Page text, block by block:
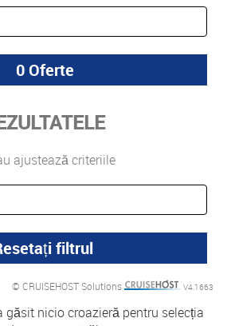
ajustează criteriile
© CRUISEHOST Solutions V4.1663
găsit nicio croazieră pentru selecția